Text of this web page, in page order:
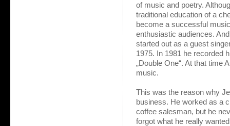
of music and poetry.
traditional education of a
become a successful
enthusiastic audiences.
started out as a guest
1975. In 1981 he recorded
„Double One“. At that time
music.
This was the reason why
business. He worked as a
coffee salesman, but he
forgot what he really